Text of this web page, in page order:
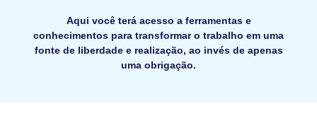
Aqui você terá acesso a ferramentas e
conhecimentos para transformar o trabalho em uma
fonte de liberdade e realização, ao invés de apenas
uma obrigação.